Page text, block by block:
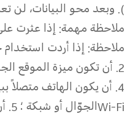
). وبعد محو البيانات، لن
ملاحظة مهمة: إذا عثرت
ملاحظة: إذا أردت
2. أن تكون ميزة الموقع
4. أن يكون الهاتف متصلاً
الجوّال أو شبكةWi-Fi ؛5. أن تكون خاصية "العثور على جهازي" مفعَّلة على الهاتف.